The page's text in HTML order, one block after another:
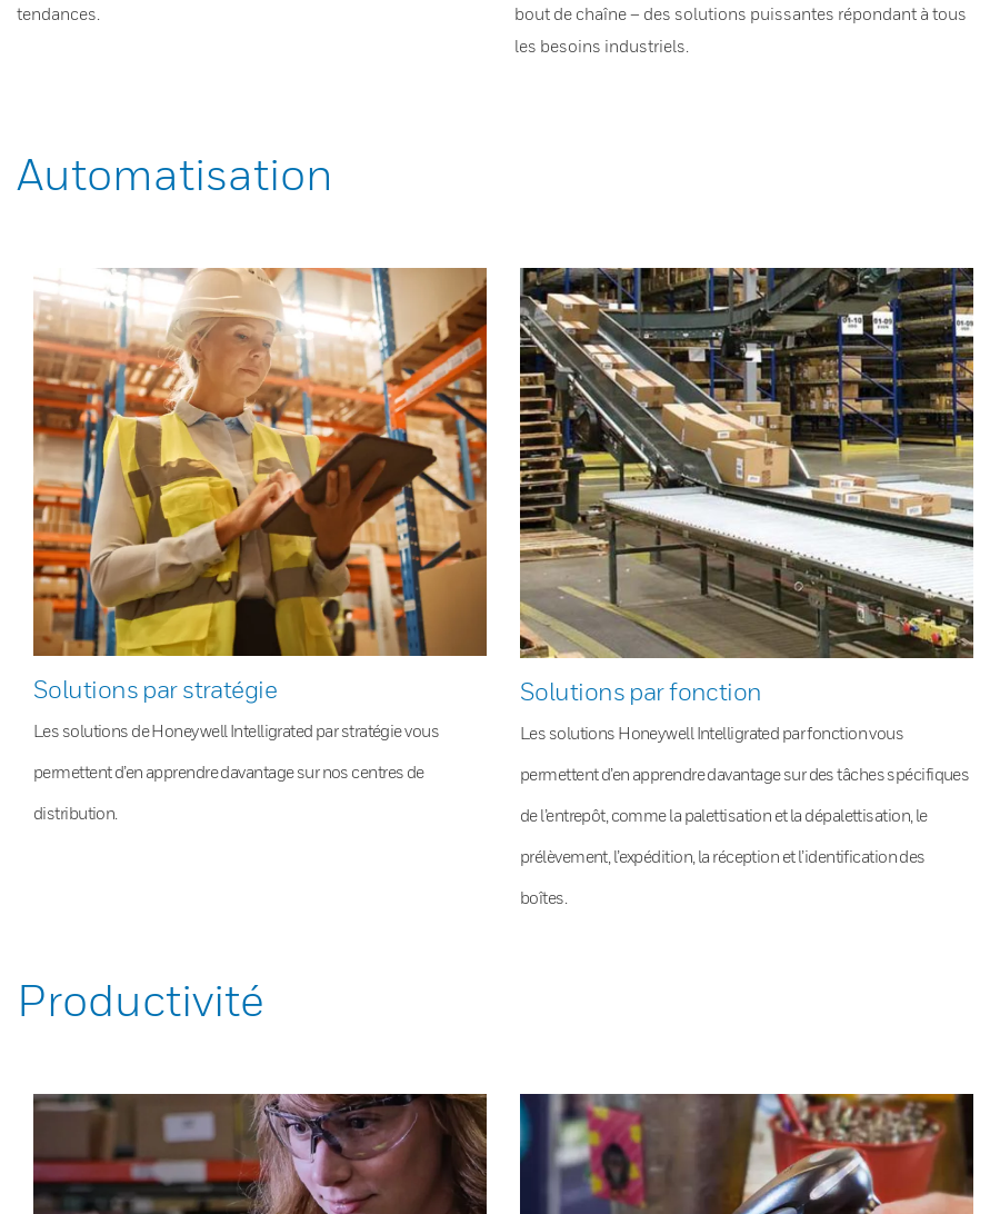
tendances.
bout de chaîne – des solutions puissantes répondant à tous
les besoins industriels.
Automatisation
Solutions par stratégie
Les solutions de Honeywell Intelligrated par stratégie vous
permettent d’en apprendre davantage sur nos centres de
distribution.
Solutions par fonction
Les solutions Honeywell Intelligrated par fonction vous
permettent d’en apprendre davantage sur des tâches spécifiques
de l’entrepôt, comme la palettisation et la dépalettisation, le
prélèvement, l’expédition, la réception et l’identification des
boîtes.
Productivité